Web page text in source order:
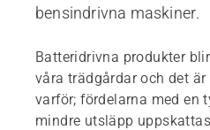
bensindrivna maskiner.
Batteridrivna produkter
våra trädgårdar och det
varför; fördelarna med en
mindre utsläpp